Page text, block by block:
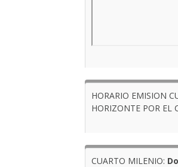
HORARIO EMISION
HORIZONTE POR EL
CUARTO MILENIO: